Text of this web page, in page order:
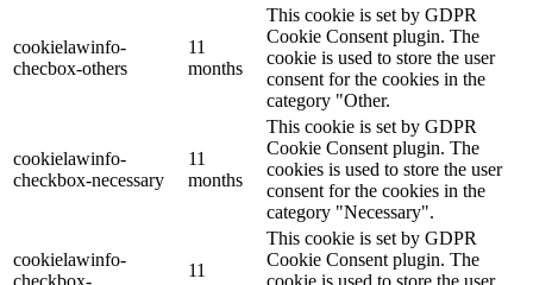
cookielawinfo-
checbox-others
11
months
This cookie is set by GDPR
Cookie Consent plugin. The
cookie is used to store the user
consent for the cookies in the
category "Other.
cookielawinfo-
checkbox-necessary
11
months
This cookie is set by GDPR
Cookie Consent plugin. The
cookies is used to store the user
consent for the cookies in the
category "Necessary".
cookielawinfo-
checkbox-
11
This cookie is set by GDPR
Cookie Consent plugin. The
cookie is used to store the user